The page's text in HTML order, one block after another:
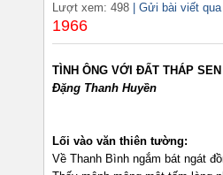
Lượt xem: 498 | Gửi bài viết qua
1966
TÌNH ÔNG VỚI ĐẤT THÁP SEN
Đặng Thanh Huyền
Lối vào văn thiên tường:
Về Thanh Bình ngắm bát ngát